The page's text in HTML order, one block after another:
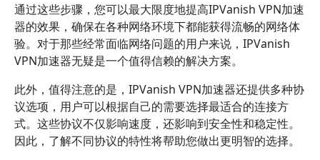
通过这些步骤，您可以最大限度地提高IPVanish VPN加速
器的效果，确保在各种网络环境下都能获得流畅的网络体
验。对于那些经常面临网络问题的用户来说，IPVanish
VPN加速器无疑是一个值得信赖的解决方案。
此外，值得注意的是，IPVanish VPN加速器还提供多种协
议选项，用户可以根据自己的需要选择最适合的连接方
式。这些协议不仅影响速度，还影响到安全性和稳定性。
因此，了解不同协议的特性将帮助您做出更明智的选择。